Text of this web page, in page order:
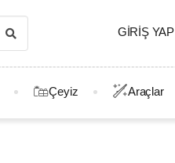
GIRIŞ YAP
Çeyiz Araçlar